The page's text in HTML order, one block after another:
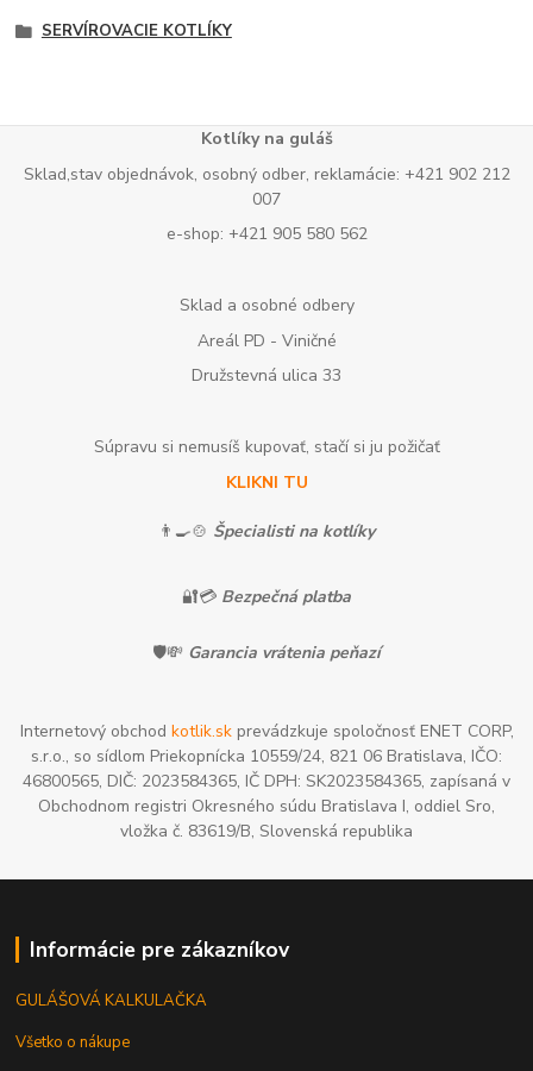
SERVÍROVACIE KOTLÍKY
Kotlíky na guláš
Sklad,stav objednávok, osobný odber, reklamácie: +421 902 212
007
e-shop: +421 905 580 562
Sklad a osobné odbery
Areál PD - Viničné
Družstevná ulica 33
Súpravu si nemusíš kupovať, stačí si ju požičať
KLIKNI TU
👨‍🍳🍲 Špecialisti na kotlíky
🔐💳 Bezpečná platba
🛡️💸 Garancia vrátenia peňazí
Internetový obchod kotlik.skprevádzkuje spoločnosť ENET CORP,
s.r.o., so sídlom Priekopnícka 10559/24, 821 06 Bratislava, IČO:
46800565, DIČ: 2023584365, IČ DPH: SK2023584365, zapísaná v
Obchodnom registri Okresného súdu Bratislava I, oddiel Sro,
vložka č. 83619/B, Slovenská republika
Informácie pre zákazníkov
GULÁŠOVÁ KALKULAČKA
Všetko o nákupe